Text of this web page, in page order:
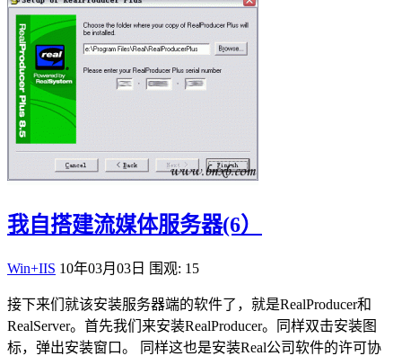
我自搭建流媒体服务器(6）
Win+IIS 10年03月03日 围观: 15
接下来们就该安装服务器端的软件了，就是RealProducer和
RealServer。首先我们来安装RealProducer。同样双击安装图
标，弹出安装窗口。 同样这也是安装Real公司软件的许可协